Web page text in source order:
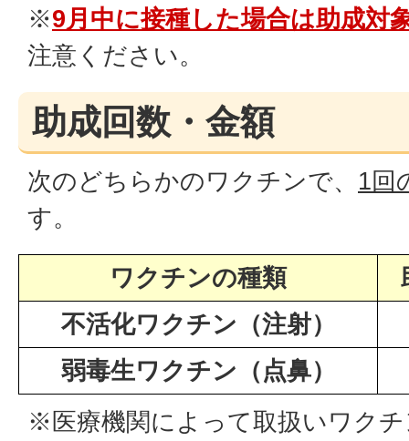
※9月中に接種した場合は助成対
注意ください。
助成回数・金額
次のどちらかのワクチンで、 1回
す。
ワクチンの種類
不活化ワクチン（注射）
弱毒生ワクチン（点鼻）
※医療機関によって取扱いワク